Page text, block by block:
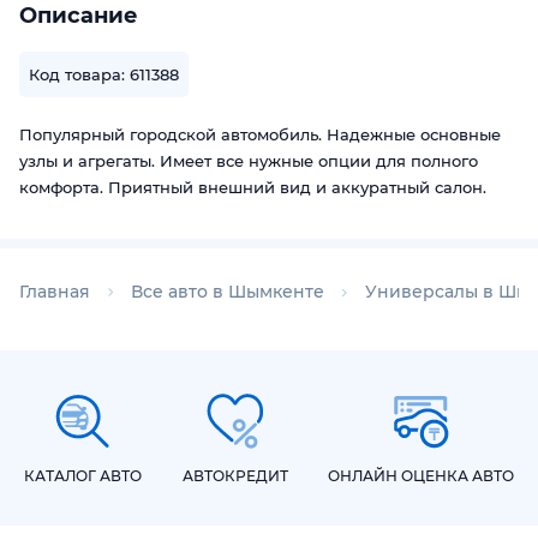
Описание
Код товара: 611388
Популярный городской автомобиль. Надежные основные
узлы и агрегаты. Имеет все нужные опции для полного
комфорта. Приятный внешний вид и аккуратный салон.
Главная Все авто в Шымкенте Универсалы в
КАТАЛОГ АВТО АВТОКРЕДИТ ОНЛАЙН ОЦЕНКА АВТО